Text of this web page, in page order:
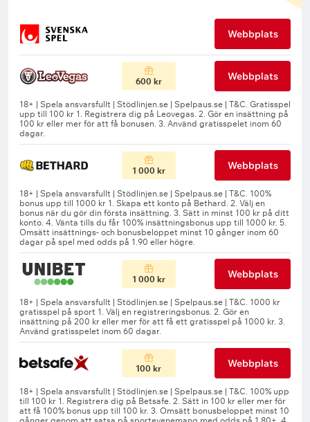
Webbplats
600 kr Webbplats
1 000 kr Webbplats
1 000 kr Webbplats
100 kr Webbplats